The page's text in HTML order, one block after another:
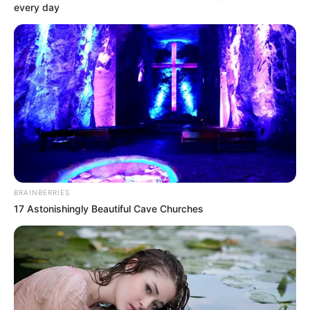
“Debemos atrabajar bastante para fortalecer el grupo y
sumar los puntos necesarios para estar más tranquilos”,
palabras de Alberto Gamero, técnico del Deportes Tolima.
El próximo cotejo de los Pijaos será este miércoles 27
de febrero en el estadio Manuel Murillo Toro a las 6:00
pm frente al Bucaramanga, y con la necesidad de sumar
puntos antes del debut en la Copa Libertadores.
COMPARTIR
ALERTA BOGOTÁ EN GOOGLE NEWS
TEMAS RELACIONADOS
DEPORTES TOLIMA MANIZALES PARTIDO
every day
BRAINBERRIES
17 Astonishingly Beautiful Cave Churches